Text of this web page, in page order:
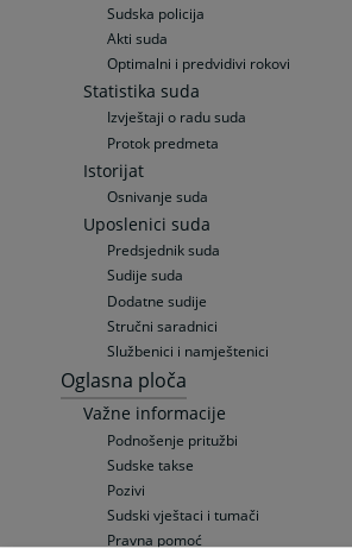
Sudska policija
Akti suda
Optimalni i predvidivi rokovi
Statistika suda
Izvještaji o radu suda
Protok predmeta
Istorijat
Osnivanje suda
Uposlenici suda
Predsjednik suda
Sudije suda
Dodatne sudije
Stručni saradnici
Službenici i namještenici
Oglasna ploča
Važne informacije
Podnošenje pritužbi
Sudske takse
Pozivi
Sudski vještaci i tumači
Pravna pomoć